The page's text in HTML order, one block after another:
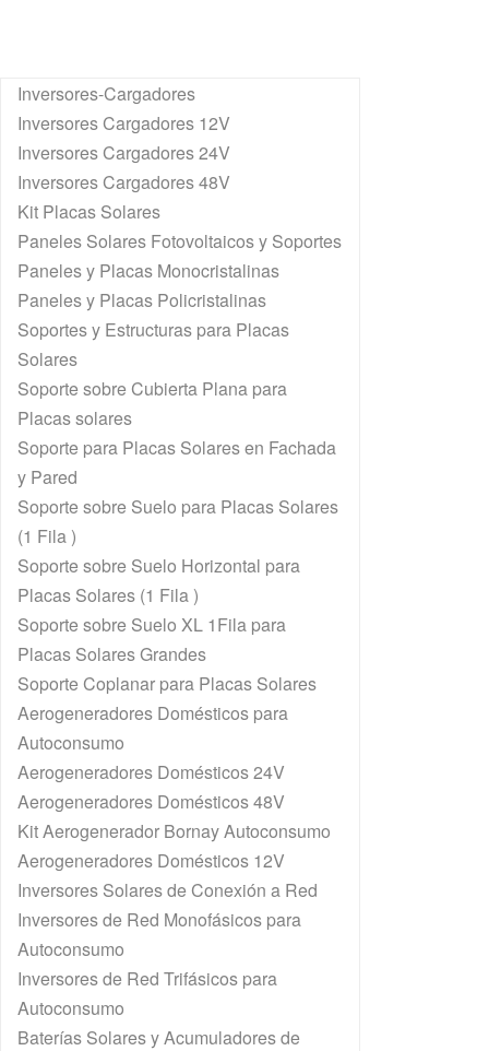
Inversores-Cargadores
Inversores Cargadores 12V
Inversores Cargadores 24V
Inversores Cargadores 48V
Kit Placas Solares
Paneles Solares Fotovoltaicos y Soportes
Paneles y Placas Monocristalinas
Paneles y Placas Policristalinas
Soportes y Estructuras para Placas
Solares
Soporte sobre Cubierta Plana para
Placas solares
Soporte para Placas Solares en Fachada
y Pared
Soporte sobre Suelo para Placas Solares
(1 Fila )
Soporte sobre Suelo Horizontal para
Placas Solares (1 Fila )
Soporte sobre Suelo XL 1Fila para
Placas Solares Grandes
Soporte Coplanar para Placas Solares
Aerogeneradores Domésticos para
Autoconsumo
Aerogeneradores Domésticos 24V
Aerogeneradores Domésticos 48V
Kit Aerogenerador Bornay Autoconsumo
Aerogeneradores Domésticos 12V
Inversores Solares de Conexión a Red
Inversores de Red Monofásicos para
Autoconsumo
Inversores de Red Trifásicos para
Autoconsumo
Baterías Solares y Acumuladores de